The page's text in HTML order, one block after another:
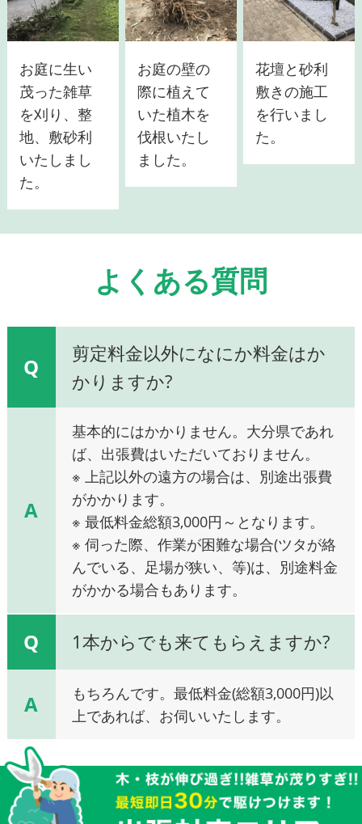
お庭に生い
茂った雑草
を刈り、整
地、敷砂利
いたしまし
た。
お庭の壁の
際に植えて
いた植木を
伐根いたし
ました。
花壇と砂利
敷きの施工
を行いまし
た。
よくある質問
Q
剪定料金以外になにか料金はか
かりますか?
A
基本的にはかかりません。大分県であれ
ば、出張費はいただいておりません。
※ 上記以外の遠方の場合は、別途出張費
がかかります。
※ 最低料金総額3,000円～となります。
※ 伺った際、作業が困難な場合(ツタが絡
んでいる、足場が狭い、等)は、別途料金
がかかる場合もあります。
Q 1本からでも来てもらえますか?
A
もちろんです。最低料金(総額3,000円)以
上であれば、お伺いいたします。